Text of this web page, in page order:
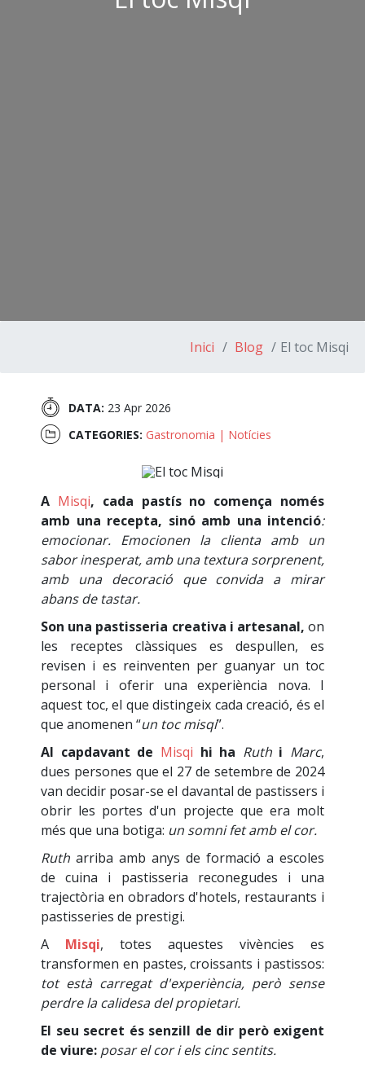
Inici Blog El toc Misqi
DATA: 23 Apr 2026
CATEGORIES: Gastronomia | Notícies
A Misqi, cada pastís no comença només
amb una recepta, sinó amb una intenció:
emocionar. Emocionen la clienta amb un
sabor inesperat, amb una textura sorprenent,
amb una decoració que convida a mirar
abans de tastar.
Son una pastisseria creativa i artesanal, on
les receptes clàssiques es despullen, es
revisen i es reinventen per guanyar un toc
personal i oferir una experiència nova. I
aquest toc, el que distingeix cada creació, és el
que anomenen “un toc misqi”.
Al capdavant de Misqi hi ha Ruthi Marc,
dues persones que el 27 de setembre de 2024
van decidir posar-se el davantal de pastissers i
obrir les portes d'un projecte que era molt
més que una botiga: un somni fet amb el cor.
Ruth arriba amb anys de formació a escoles
de cuina i pastisseria reconegudes i una
trajectòria en obradors d'hotels, restaurants i
pastisseries de prestigi.
A Misqi, totes aquestes vivències es
transformen en pastes, croissants i pastissos:
tot està carregat d'experiència, però sense
perdre la calidesa del propietari.
El seu secret és senzill de dir però exigent
de viure: posar el cor i els cinc sentits.